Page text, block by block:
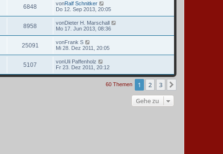
6848 vonRalf Schnitker
Do 12. Sep 2013, 20:05
8958 vonDieter H. Marschall
Mo 17. Jun 2013, 08:36
25091 vonFrank S
Mi 28. Dez 2011, 20:05
5107 vonUli Paffenholz
Fr 23. Dez 2011, 20:12
60 Themen 1 2 3
Gehe zu